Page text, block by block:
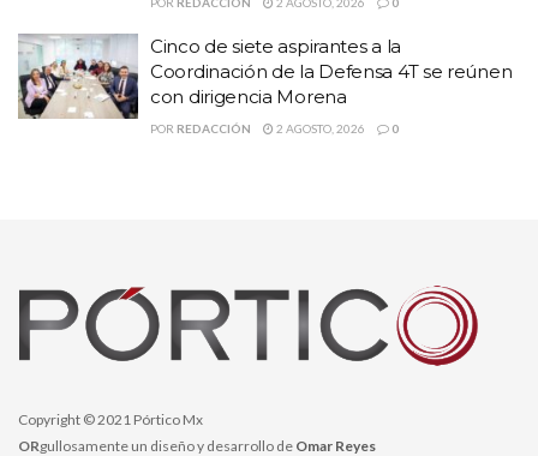
senador José Narro Céspedes, solicitaron licencia y se
registraron también para contender por la coordinación en
Defensa de la Cuarta Transformación.
Cinco de siete aspirantes a la
Coordinación de la Defensa 4T se reúnen
con dirigencia Morena
POR REDACCIÓN 2 AGOSTO, 2026 0
Copyright © 2021 Pórtico Mx
ORgullosamente un diseño y desarrollo de Omar Reyes